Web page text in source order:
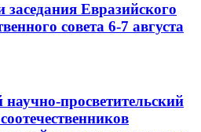
заседания Евразийского
совета 6-7 августа
просветительский